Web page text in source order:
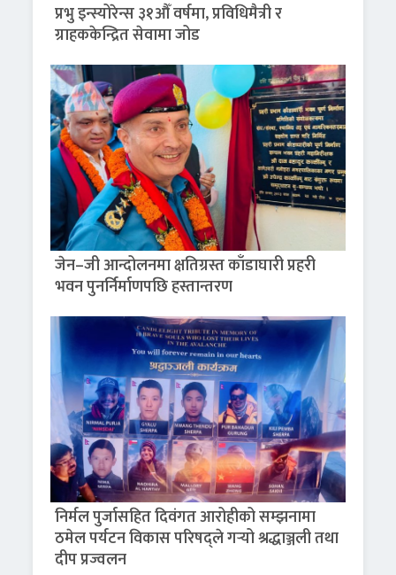
प्रभु इन्स्योरेन्स ३१औँ वर्षमा, प्रविधिमैत्री र
ग्राहककेन्द्रित सेवामा जोड
जेन–जी आन्दोलनमा क्षतिग्रस्त काँडाघारी प्रहरी
भवन पुनर्निर्माणपछि हस्तान्तरण
निर्मल पुर्जासहित दिवंगत आरोहीको सम्झनामा
ठमेल पर्यटन विकास परिषद्ले गर्‍यो श्रद्धाञ्जली तथा
दीप प्रज्वलन